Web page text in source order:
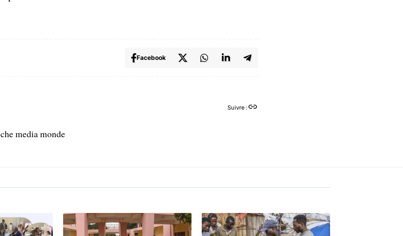
Facebook
Suivre :
media monde